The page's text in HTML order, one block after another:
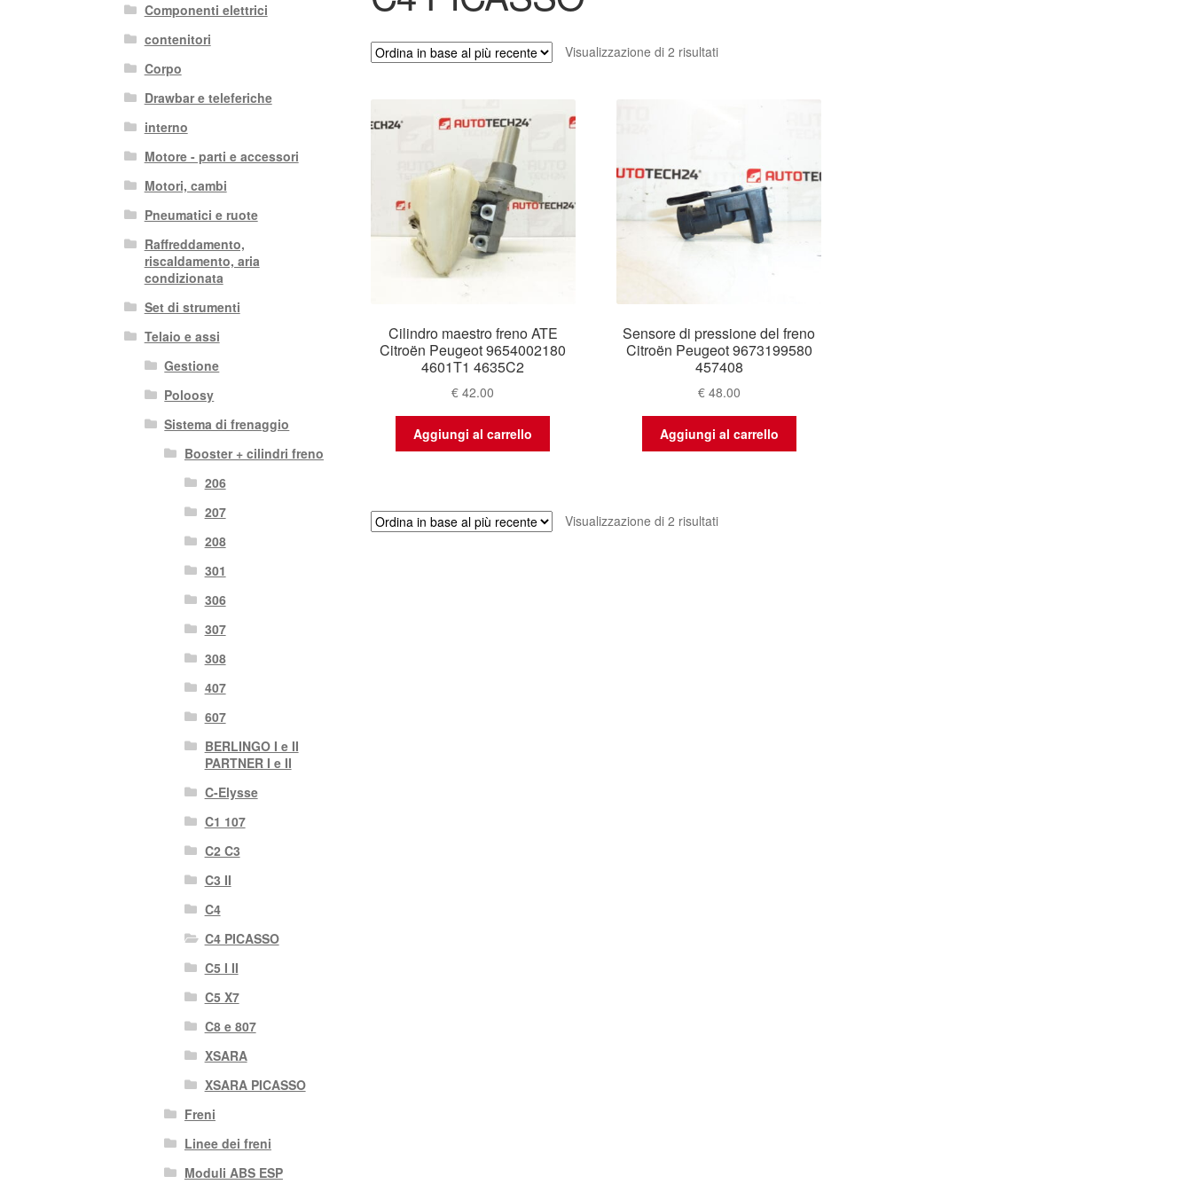
Visualizzazione di 2 risultatiOrdina
Cilindro maestro freno ATE
Citroën Peugeot 9654002180
4601T1 4635C2
€ 42.00
Aggiungi al carrello
Sensore di pressione del freno
Citroën Peugeot 9673199580
457408
€48.00
Aggiungi al carrello
Visualizzazione di 2 risultatiOrdina
Componenti elettrici
contenitori
Corpo
Drawbar e teleferiche
interno
Motore - parti e accessori
Motori, cambi
Pneumatici e ruote
Raffreddamento,
riscaldamento, aria
condizionata
Set di strumenti
Telaio e assi
Gestione
Poloosy
Sistema di frenaggio
Booster + cilindri freno
206
207
208
301
306
307
308
407
607
BERLINGO I e II
PARTNER I e II
C-Elysse
C1 107
C2 C3
C3 II
C4
C4 PICASSO
C5 I II
C5 X7
C8 e 807
XSARA
XSARA PICASSO
Freni
Linee dei freni
Moduli ABS ESP